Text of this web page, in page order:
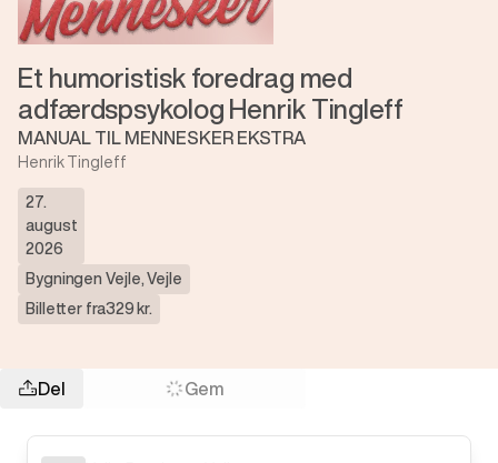
MANUAL TIL MENNESKER EKSTRA
Henrik Tingleff
Et humoristisk foredrag med
adfærdspsykolog Henrik Tingleff
27.
august
2026
Bygningen Vejle,Vejle
Billetter fra329 kr.
Del Gem